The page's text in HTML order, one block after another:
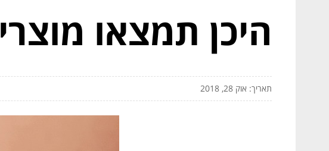
היכן תמצאו
תאריך: אוק 28, 2018